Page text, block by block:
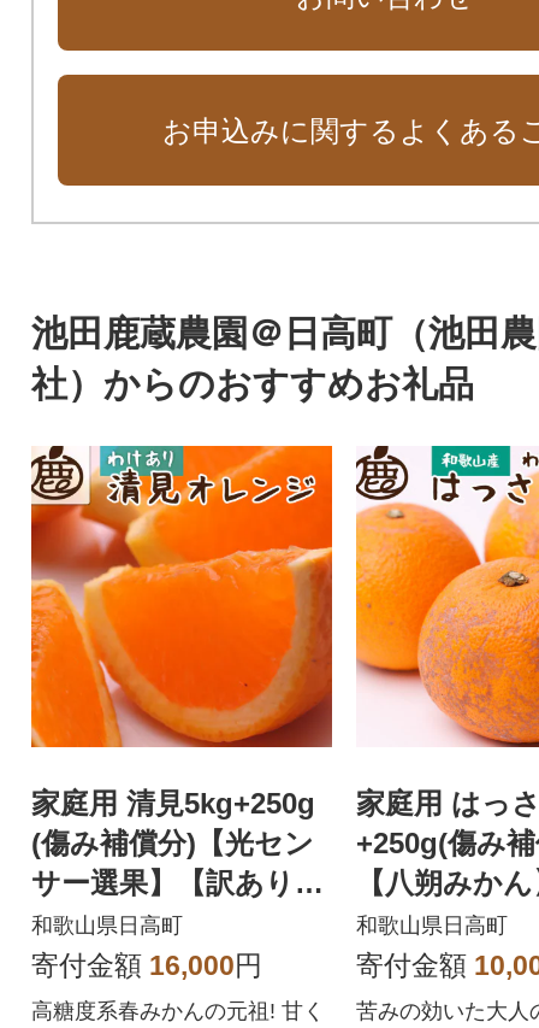
お申込みに関するよくある
池田鹿蔵農園＠日高町（池田
社）からのおすすめお礼品
家庭用 清見5kg+250g
(傷み補償分)【光セン
サー選果】【訳あり】
【樹上完熟きよみオレ
ンジ】
和歌山県日高町
寄付金額 16,000円
高糖度系春みかんの元祖! 甘く
家庭用 はっ
+250g(傷み
【八朔みか
ンサー選別】
り】
和歌山県日高町
寄付金額
苦みの効いた大人